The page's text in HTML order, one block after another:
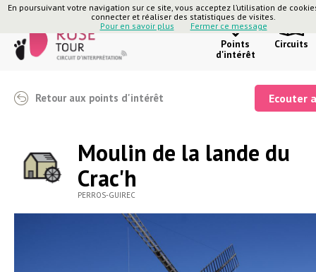
En poursuivant votre navigation sur ce site, vous acceptez l’utilisation de
connecter et réaliser des statistiques de visites.
Pour en savoir plus
Fermer ce message
Points
d'intérêt
Circuits
Retour aux points d'intérêt Ecouter
Moulin de la lande du
Crac'h
PERROS-GUIREC